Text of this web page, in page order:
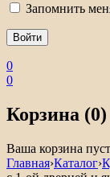
Запомнить
0
0
Корзина (0)
Ваша корзина
Главная›Каталог›